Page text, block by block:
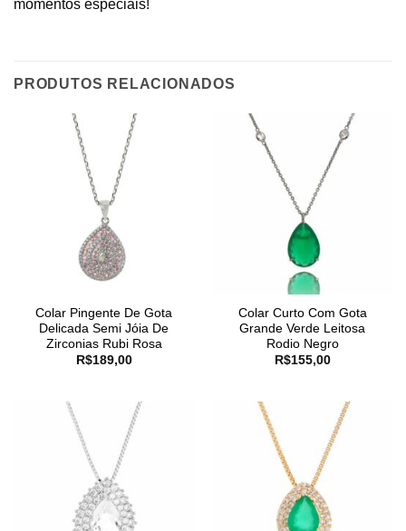
momentos especiais!
PRODUTOS RELACIONADOS
Colar Pingente De Gota
Delicada Semi Jóia De
Zirconias Rubi Rosa
R$189,00
Colar Curto Com Gota
Grande Verde Leitosa
Rodio Negro
R$155,00